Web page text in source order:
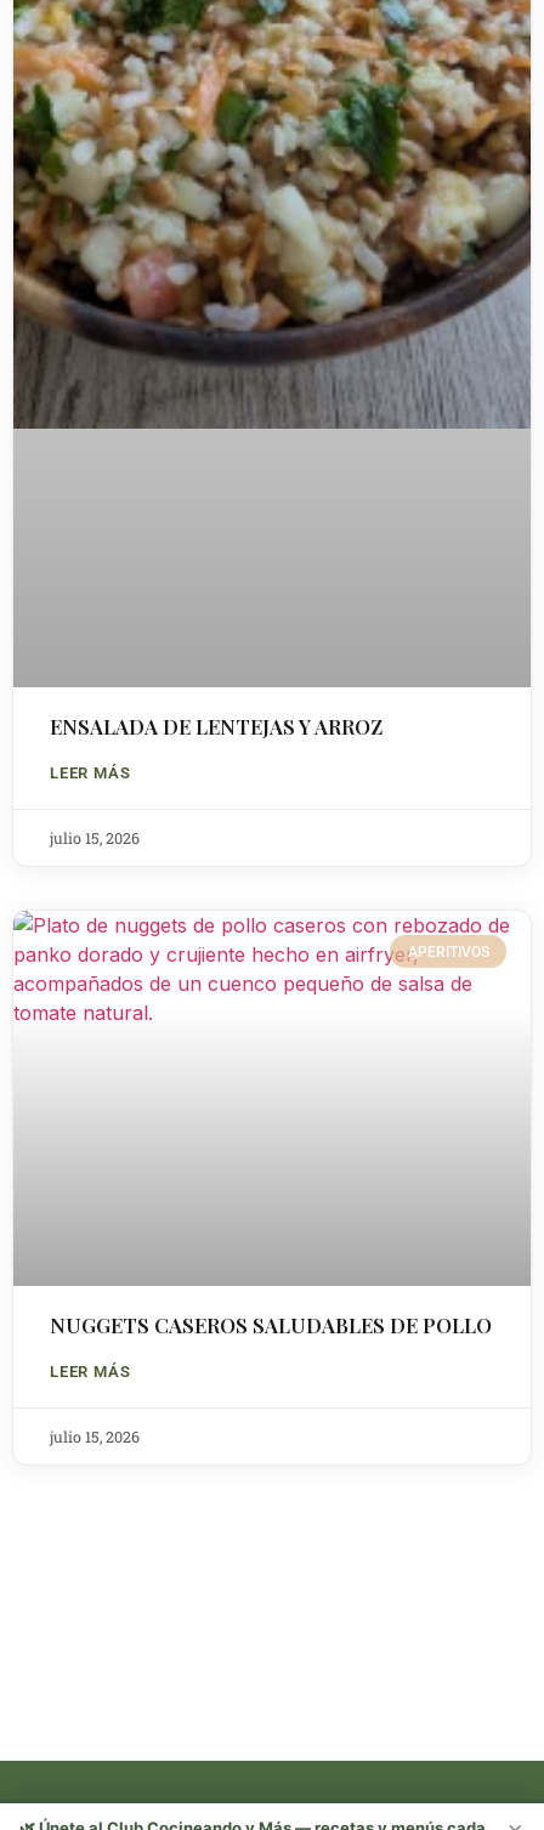
ENSALADA DE LENTEJAS Y ARROZ
LEER MÁS
julio 15, 2026
APERITIVOS
NUGGETS CASEROS SALUDABLES DE POLLO
LEER MÁS
julio 15, 2026